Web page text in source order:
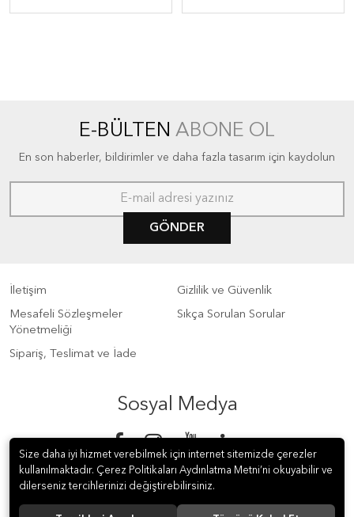
E-BÜLTEN ABONE OL
En son haberler, bildirimler ve daha fazla tasarım için kaydolun
GÖNDER
İletişim
Gizlilik ve Güvenlik
Mesafeli Sözleşmeler
Yönetmeliği
Sıkça Sorulan Sorular
Sipariş, Teslimat ve İade
Sosyal Medya
Size daha iyi hizmet verebilmek için internet sitemizde çerezler
kullanılmaktadır. Çerez Politikaları Aydınlatma Metni’ni okuyabilir ve
dilerseniz tercihlerinizi değiştirebilirsiniz.